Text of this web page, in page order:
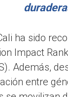
ha sido
Impact
Además,
entre